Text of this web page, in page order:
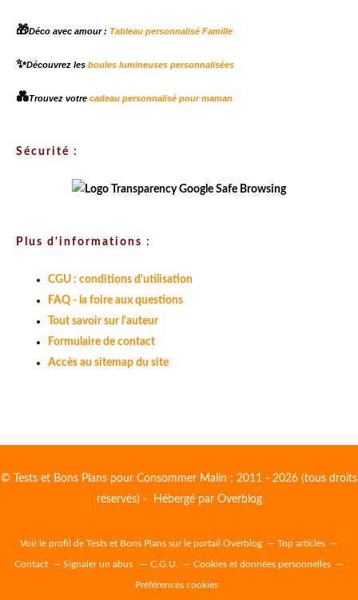
🎁Déco avec amour : Tableau personnalisé Famille
✨Découvrez les boules lumineuses personnalisées
💑Trouvez votre cadeau personnalisé pour maman
Sécurité :
Plus d'informations :
CGU : conditions d'utilisation
FAQ - la foire aux questions
Tout savoir sur l'auteur
Formulaire de contact
Accès au sitemap du site
© Tests et Bons Plans pour Consommer Malin : 2011 - 2026 (tous droits
réservés) - Hébergé par Overblog
Voir le profil de Tests et Bons Plans sur le portail Overblog Top articles
Contact Signaler un abus C.G.U. Cookies et données personnelles
Préférences cookies